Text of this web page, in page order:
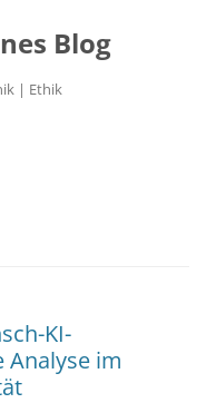
Blog
| Ethik
KI-
Analyse im